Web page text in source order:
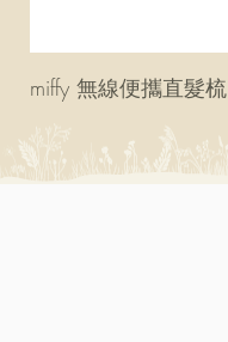
miffy 無線便攜直髮梳